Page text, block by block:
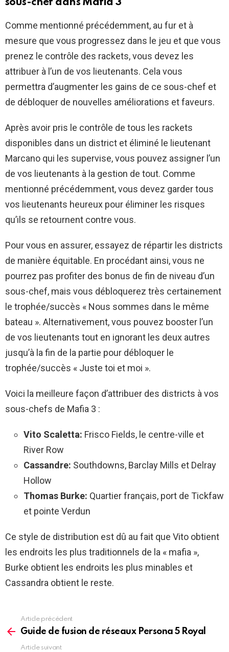
sous-chef dans Mafia 3
Comme mentionné précédemment, au fur et à
mesure que vous progressez dans le jeu et que vous
prenez le contrôle des rackets, vous devez les
attribuer à l’un de vos lieutenants. Cela vous
permettra d’augmenter les gains de ce sous-chef et
de débloquer de nouvelles améliorations et faveurs.
Après avoir pris le contrôle de tous les rackets
disponibles dans un district et éliminé le lieutenant
Marcano qui les supervise, vous pouvez assigner l’un
de vos lieutenants à la gestion de tout. Comme
mentionné précédemment, vous devez garder tous
vos lieutenants heureux pour éliminer les risques
qu’ils se retournent contre vous.
Pour vous en assurer, essayez de répartir les districts
de manière équitable. En procédant ainsi, vous ne
pourrez pas profiter des bonus de fin de niveau d’un
sous-chef, mais vous débloquerez très certainement
le trophée/succès « Nous sommes dans le même
bateau ». Alternativement, vous pouvez booster l’un
de vos lieutenants tout en ignorant les deux autres
jusqu’à la fin de la partie pour débloquer le
trophée/succès « Juste toi et moi ».
Voici la meilleure façon d’attribuer des districts à vos
sous-chefs de Mafia 3 :
Vito Scaletta: Frisco Fields, le centre-ville et
River Row
Cassandre: Southdowns, Barclay Mills et Delray
Hollow
Thomas Burke: Quartier français, port de Tickfaw
et pointe Verdun
Ce style de distribution est dû au fait que Vito obtient
les endroits les plus traditionnels de la « mafia »,
Burke obtient les endroits les plus minables et
Cassandra obtient le reste.
more
Article précédent
Guide de fusion de réseaux Persona 5 Royal
Article suivant